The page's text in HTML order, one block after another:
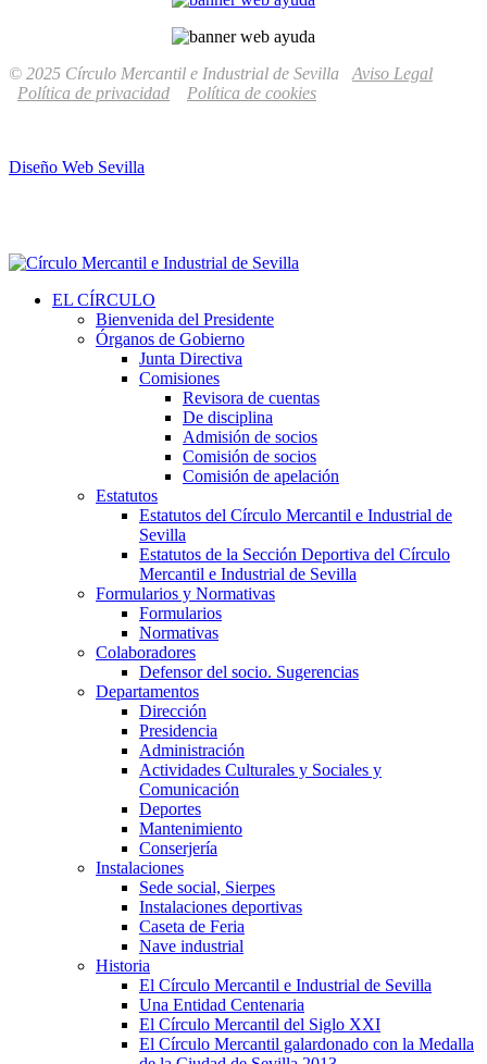
© 2025 Círculo Mercantil e Industrial de Sevilla Aviso Legal
Política de privacidad
Política de cookies
Diseño Web Sevilla
EL CÍRCULO
Bienvenida del Presidente
Órganos de Gobierno
Junta Directiva
Comisiones
Revisora de cuentas
De disciplina
Admisión de socios
Comisión de socios
Comisión de apelación
Estatutos
Estatutos del Círculo Mercantil e Industrial de
Sevilla
Estatutos de la Sección Deportiva del Círculo
Mercantil e Industrial de Sevilla
Formularios y Normativas
Formularios
Normativas
Colaboradores
Defensor del socio. Sugerencias
Departamentos
Dirección
Presidencia
Administración
Actividades Culturales y Sociales y
Comunicación
Deportes
Mantenimiento
Conserjería
Instalaciones
Sede social, Sierpes
Instalaciones deportivas
Caseta de Feria
Nave industrial
Historia
El Círculo Mercantil e Industrial de Sevilla
Una Entidad Centenaria
El Círculo Mercantil del Siglo XXI
El Círculo Mercantil galardonado con la Medalla